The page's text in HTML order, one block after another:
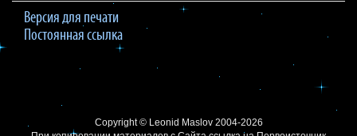
Версия для печати
Постоянная ссылка
Copyright © Leonid Maslov2004-2026